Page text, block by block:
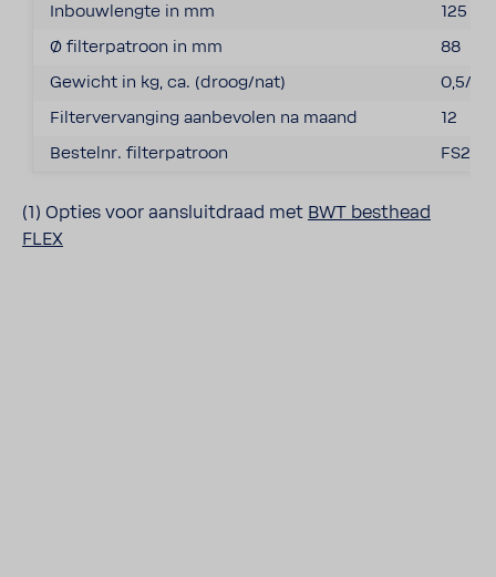
Inbouw­lengte in mm
125
Ø filter­pa­troon in mm
88
Gewicht in kg, ca. (droog/nat)
0,5/1,1
Filter­ver­van­ging aanbe­volen na maand
12
Bestelnr. filter­pa­troon
(1) Opties voor aansluit­draad met BWT besthead
FLEX